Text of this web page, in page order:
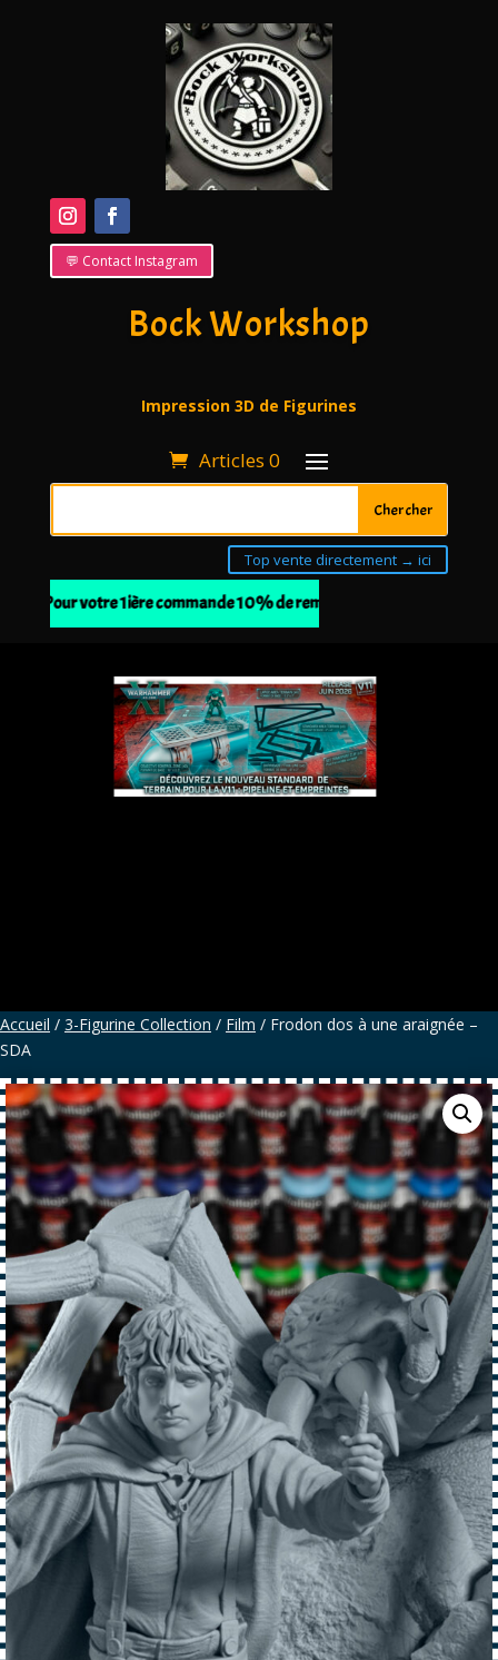
💬 Contact Instagram
Bock Workshop
Impression 3D de Figurines
Articles 0
Top vente directement → ici
: Pour votre 1ière commande 10% de remise à partir de 30€ d'achat
Accueil / 3-Figurine Collection / Film / Frodon dos à une araignée –
SDA